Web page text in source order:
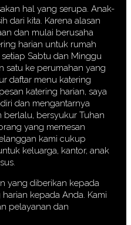
hal yang serupa. Anak-
dari kita. Karena alasan
dan mulai berusaha
harian untuk rumah
Sabtu dan Minggu
satu ke perumahan yang
daftar menu katering
katering harian, saya
dan mengantarnya
berlalu, bersyukur Tuhan
yang memesan
kami cukup
keluarga, kantor, anak
yang diberikan kepada
kepada Anda. Kami
pelayanan dan